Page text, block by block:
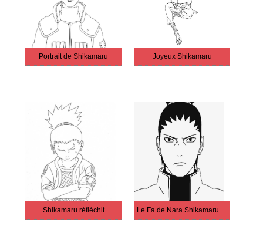
Portrait de Shikamaru Joyeux Shikamaru
Shikamaru réfléchit Le Fa de Nara Shikamaru est de retour